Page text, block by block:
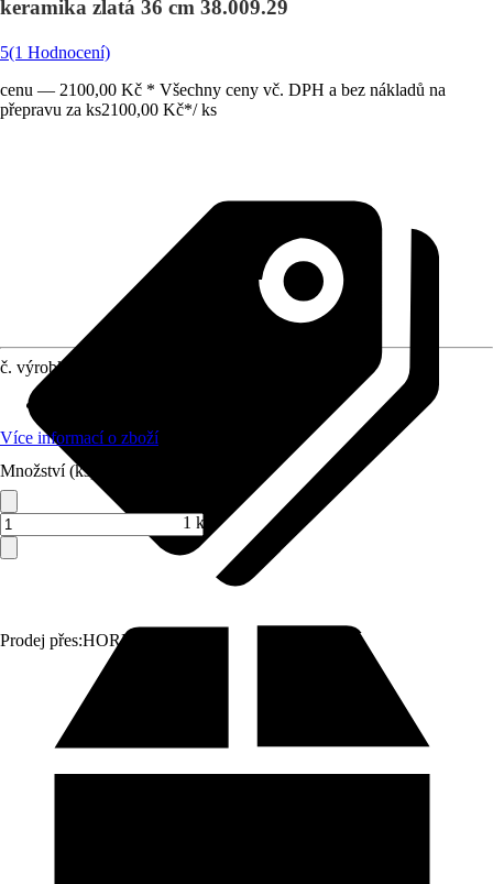
keramika zlatá 36 cm 38.009.29
5(1 Hodnocení)
cenu — 2100,00 Kč * Všechny ceny vč. DPH a bez nákladů na
přepravu za ks2100,00 Kč*/ ks
Prodej přes:HORNBACH
č. výrobku
Více informací o zboží
Množství (ks)
1 ks